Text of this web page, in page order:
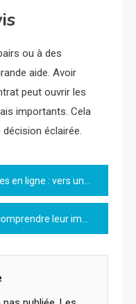
ou à des
aide. Avoir
peut ouvrir les
importants. Cela
décision éclairée.
une nouvelle éducation artistique
importance et fonctionnement